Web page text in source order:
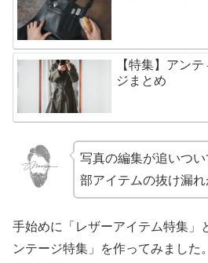
【特集】アン
ジまとめ
写真の編集が追いつ
部アイテムの抜け漏
手始めに「レザーアイテム特集」
ンテージ特集」を作ってみました